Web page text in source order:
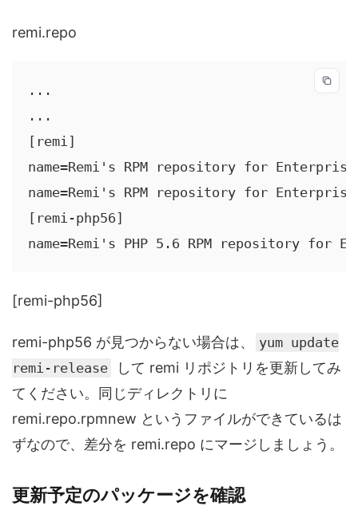
remi.repo
...
...
[remi]
name=Remi's RPM repository for
name=Remi's RPM repository for
[remi-php56]
name=Remi's PHP 5.6 RPM repository
[remi-php56]
remi-php56 が見つからない場合は、
yum update
remi-release
して remi リポジトリを更新してみ
てください。同じディレクトリに
remi.repo.rpmnew というファイルができているは
ずなので、差分を remi.repo にマージしましょう。
更新予定のパッケージを確認